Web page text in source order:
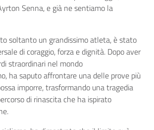
Senna, e già ne sentiamo la
soltanto un grandissimo atleta, è stato
di coraggio, forza e dignità. Dopo aver
straordinari nel mondo
ha saputo affrontare una delle prove più
imporre, trasformando una tragedia
di rinascita che ha ispirato